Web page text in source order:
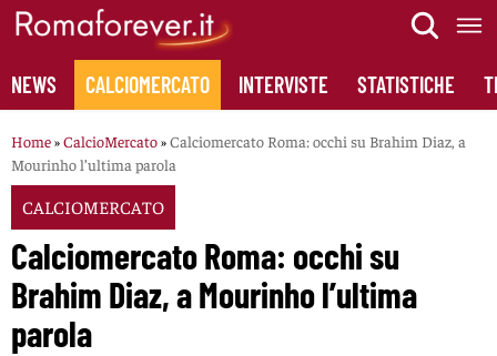
Skip
content
NEWS CALCIOMERCATO INTERVISTE STATISTICHE
Home»CalcioMercato»Calciomercato Roma: occhi su Brahim Diaz, a
Mourinho l’ultima parola
CALCIOMERCATO
Calciomercato Roma: occhi su
Brahim Diaz, a Mourinho l’ultima
parola